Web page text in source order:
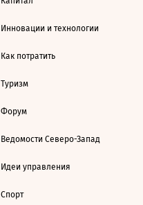
Инновации и технологии
Как потратить
Туризм
Форум
Ведомости Северо-Запад
Идеи управления
Спорт